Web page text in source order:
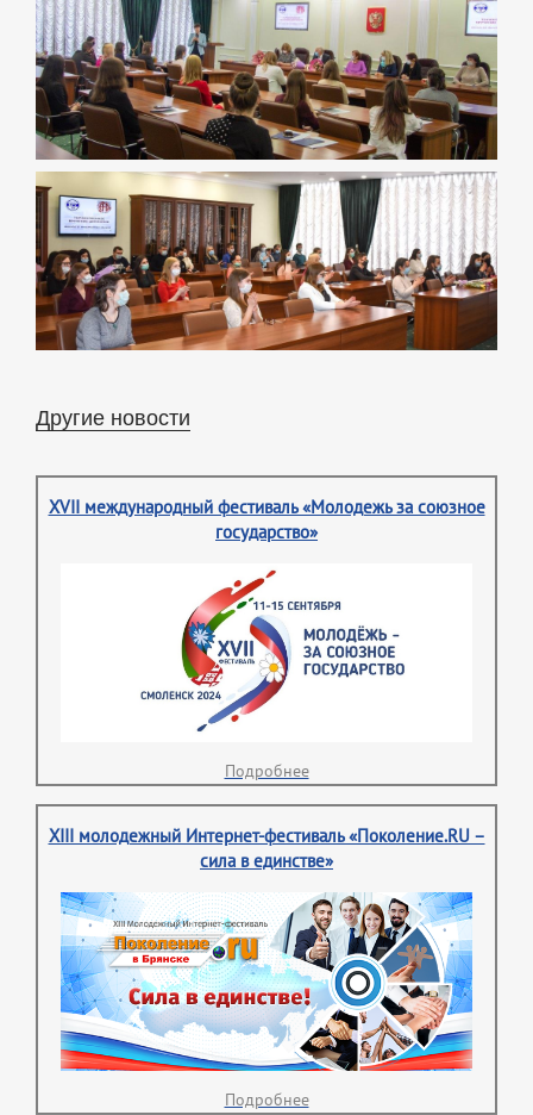
Другие новости
XVII международный фестиваль «Молодежь за союзное
государство»
Подробнее
XIII молодежный Интернет-фестиваль «Поколение.RU –
сила в единстве»
Подробнее